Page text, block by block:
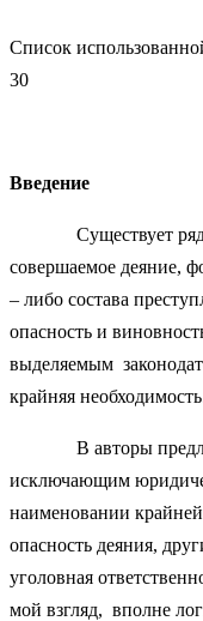
Список
30
Введение
Существует ряд
совершаемое деяние,
– либо состава
опасность и
выделяемым
крайняя
В авторы
исключающим
наименовании
опасность деяния,
уголовная
мой взгляд, вполне